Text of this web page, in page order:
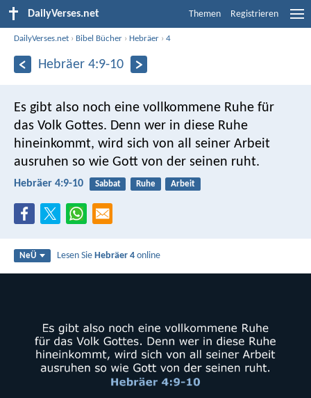
DailyVerses.net Themen Registrieren
DailyVerses.net › Bibel Bücher › Hebräer ›4
Hebräer 4:9-10
Es gibt also noch eine vollkommene Ruhe für
das Volk Gottes. Denn wer in diese Ruhe
hineinkommt, wird sich von all seiner Arbeit
ausruhen so wie Gott von der seinen ruht.
Hebräer 4:9-10 Sabbat Ruhe Arbeit
NeÜ Lesen SieHebräer 4 online